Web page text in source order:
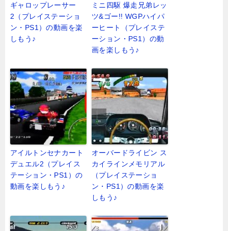
ギャロップレーサー
2（プレイステーショ
ン・PS1）の動画を楽
しもう♪
ミニ四駆 爆走兄弟レッ
ツ&ゴー!! WGPハイパ
ーヒート（プレイステ
ーション・PS1）の動
画を楽しもう♪
アイルトンセナカート
デュエル2（プレイス
テーション・PS1）の
動画を楽しもう♪
オーバードライビン ス
カイラインメモリアル
（プレイステーショ
ン・PS1）の動画を楽
しもう♪